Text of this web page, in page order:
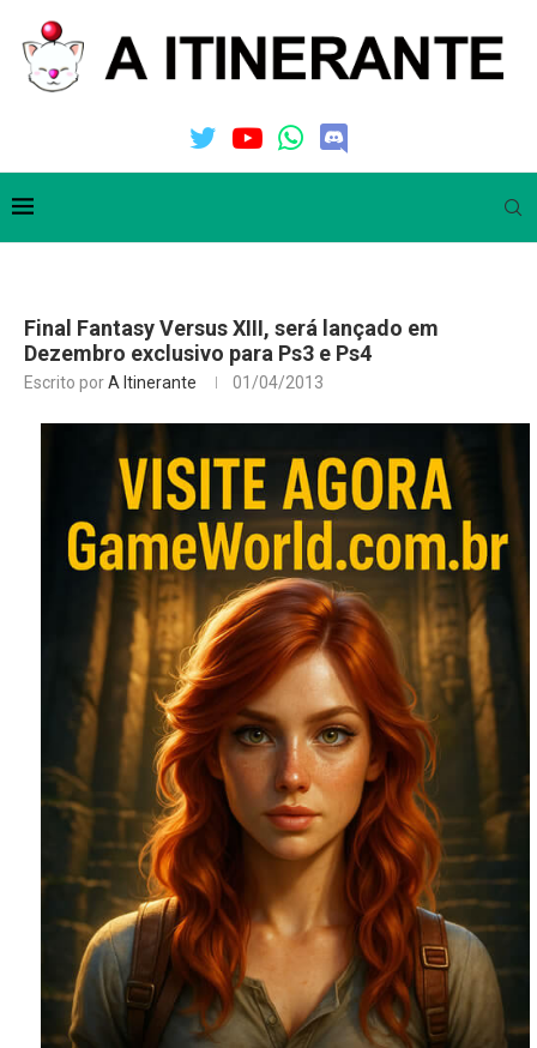
Final Fantasy Versus XIII, será lançado em
Dezembro exclusivo para Ps3 e Ps4
Escrito porA Itinerante 01/04/2013